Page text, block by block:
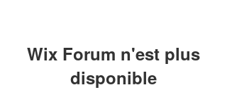
Wix Forum n'est plus
disponible